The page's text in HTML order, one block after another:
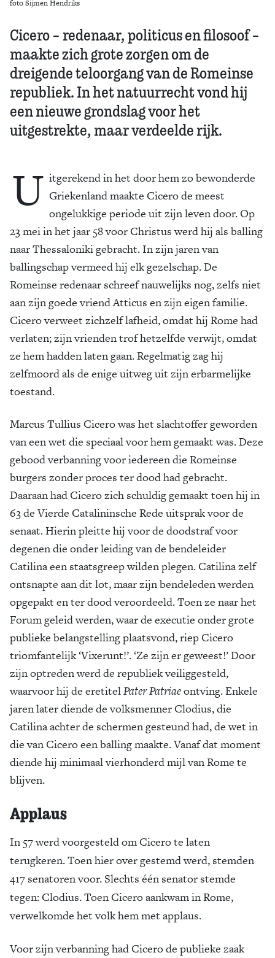
foto Sijmen Hendriks
Cicero – redenaar, politicus en filosoof –
maakte zich grote zorgen om de
dreigende teloorgang van de Romeinse
republiek. In het natuurrecht vond hij
een nieuwe grondslag voor het
uitgestrekte, maar verdeelde rijk.
U itgerekend in het door hem zo bewonderde
Griekenland maakte Cicero de meest
ongelukkige periode uit zijn leven door. Op
23 mei in het jaar 58 voor Christus werd hij als balling
naar Thessaloniki gebracht. In zijn jaren van
ballingschap vermeed hij elk gezelschap. De
Romeinse redenaar schreef nauwelijks nog, zelfs niet
aan zijn goede vriend Atticus en zijn eigen familie.
Cicero verweet zichzelf lafheid, omdat hij Rome had
verlaten; zijn vrienden trof hetzelfde verwijt, omdat
ze hem hadden laten gaan. Regelmatig zag hij
zelfmoord als de enige uitweg uit zijn erbarmelijke
toestand.
Marcus Tullius Cicero was het slachtoffer geworden
van een wet die speciaal voor hem gemaakt was. Deze
gebood verbanning voor iedereen die Romeinse
burgers zonder proces ter dood had gebracht.
Daaraan had Cicero zich schuldig gemaakt toen hij in
63 de Vierde Catalininsche Rede uitsprak voor de
senaat. Hierin pleitte hij voor de doodstraf voor
degenen die onder leiding van de bendeleider
Catilina een staatsgreep wilden plegen. Catilina zelf
ontsnapte aan dit lot, maar zijn bendeleden werden
opgepakt en ter dood veroordeeld. Toen ze naar het
Forum geleid werden, waar de executie onder grote
publieke belangstelling plaatsvond, riep Cicero
triomfantelijk ‘Vixerunt!’. ‘Ze zijn er geweest!’ Door
zijn optreden werd de republiek veiliggesteld,
waarvoor hij de eretitelPater Patriaeontving. Enkele
jaren later diende de volksmenner Clodius, die
Catilina achter de schermen gesteund had, de wet in
die van Cicero een balling maakte. Vanaf dat moment
diende hij minimaal vierhonderd mijl van Rome te
blijven.
Applaus
In 57 werd voorgesteld om Cicero te laten
terugkeren. Toen hier over gestemd werd, stemden
417 senatoren voor. Slechts één senator stemde
tegen: Clodius. Toen Cicero aankwam in Rome,
verwelkomde het volk hem met applaus.
Voor zijn verbanning had Cicero de publieke zaak